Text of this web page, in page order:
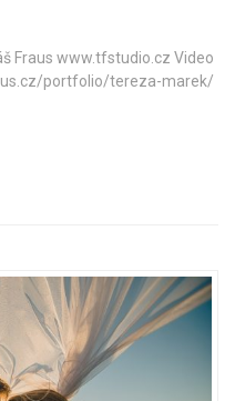
Fraus www.tfstudio.cz Video
portfolio/tereza-marek/